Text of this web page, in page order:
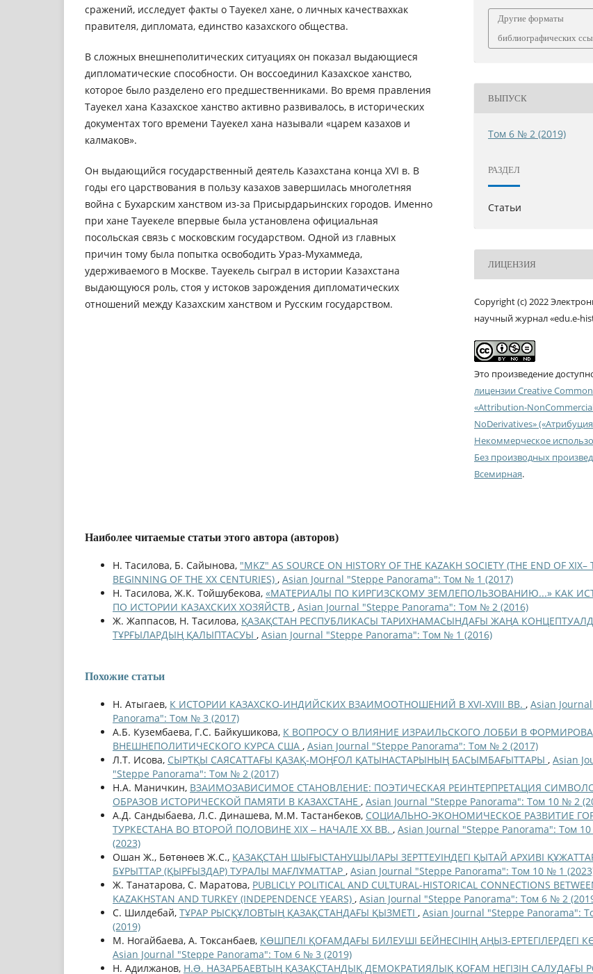
сражений, исследует факты о Тауекел хане, о личных качествахкак
правителя, дипломата, единство казахского общества.
В сложных внешнеполитических ситуациях он показал выдающиеся
дипломатические способности. Он воссоединил Казахское ханство,
которое было разделено его предшественниками. Во время правления
Тауекел хана Казахское ханство активно развивалось, в исторических
документах того времени Тауекел хана называли «царем казахов и
калмаков».
Он выдающийся государственный деятель Казахстана конца XVI в. В
годы его царствования в пользу казахов завершилась многолетняя
война с Бухарским ханством из-за Присырдарьинских городов. Именно
при хане Тауекеле впервые была установлена официальная
посольская связь с московским государством. Одной из главных
причин тому была попытка освободить Ураз-Мухаммеда,
удерживаемого в Москве. Тауекель сыграл в истории Казахстана
выдающуюся роль, стоя у истоков зарождения дипломатических
отношений между Казахским ханством и Русским государством.
Другие форматы
библиографических
ВЫПУСК
Том 6 № 2 (2019)
РАЗДЕЛ
Статьи
ЛИЦЕНЗИЯ
Copyright (c) 2022
научный журнал «edu.e-
Это произведение
лицензии Creative
«Attribution-
NoDerivatives»
Некоммерческое
Без производных
Всемирная.
Наиболее читаемые статьи этого автора (авторов)
Н. Тасилова, Б. Сайынова, "MKZ" AS SOURCE ON HISTORY OF THE KAZAKH SOCIETY (THE END OF XIX–
BEGINNING OF THE XX CENTURIES) , Asian Journal "Steppe Panorama": Том № 1 (2017)
Н. Тасилова, Ж.К. Тойшубекова, «МАТЕРИАЛЫ ПО КИРГИЗСКОМУ ЗЕМЛЕПОЛЬЗОВАНИЮ...» КАК
ПО ИСТОРИИ КАЗАХСКИХ ХОЗЯЙСТВ , Asian Journal "Steppe Panorama": Том № 2 (2016)
Ж. Жаппасов, Н. Тасилова, ҚАЗАҚСТАН РЕСПУБЛИКАСЫ ТАРИХНАМАСЫНДАҒЫ ЖАҢА
ТҰРҒЫЛАРДЫҢ ҚАЛЫПТАСУЫ , Asian Journal "Steppe Panorama": Том № 1 (2016)
Похожие статьи
Н. Атыгаев, К ИСТОРИИ КАЗАХСКО-ИНДИЙСКИХ ВЗАИМООТНОШЕНИЙ В XVI-XVIII ВВ. , Asian
Panorama": Том № 3 (2017)
А.Б. Кузембаева, Г.С. Байкушикова, К ВОПРОСУ О ВЛИЯНИЕ ИЗРАИЛЬСКОГО ЛОББИ В
ВНЕШНЕПОЛИТИЧЕСКОГО КУРСА США , Asian Journal "Steppe Panorama": Том № 2 (2017)
Л.Т. Исова, СЫРТҚЫ САЯСАТТАҒЫ ҚАЗАҚ-МОҢҒОЛ ҚАТЫНАСТАРЫНЫҢ БАСЫМБАҒЫТТАРЫ , Asian
"Steppe Panorama": Том № 2 (2017)
Н.А. Маничкин, ВЗАИМОЗАВИСИМОЕ СТАНОВЛЕНИЕ: ПОЭТИЧЕСКАЯ РЕИНТЕРПРЕТАЦИЯ
ОБРАЗОВ ИСТОРИЧЕСКОЙ ПАМЯТИ В КАЗАХСТАНЕ , Asian Journal "Steppe Panorama": Том 10 № 2
А.Д. Сандыбаева, Л.С. Динашева, М.М. Тастанбеков, СОЦИАЛЬНО-ЭКОНОМИЧЕСКОЕ РАЗВИТИЕ
ТУРКЕСТАНА ВО ВТОРОЙ ПОЛОВИНЕ ХІХ ‒ НАЧАЛЕ ХХ ВВ. , Asian Journal "Steppe Panorama": Том
(2023)
Ошан Ж., Бөтөнөев Ж.С., ҚАЗАҚСТАН ШЫҒЫСТАНУШЫЛАРЫ ЗЕРТТЕУІНДЕГІ ҚЫТАЙ АРХИВІ
БҰРЫТТАР (ҚЫРҒЫЗДАР) ТУРАЛЫ МАҒЛҰМАТТАР , Asian Journal "Steppe Panorama": Том 10 № 1
Ж. Танатарова, С. Маратова, PUBLICLY POLITICAL AND CULTURAL-HISTORICAL CONNECTIONS
KAZAKHSTAN AND TURKEY (INDEPENDENCE YEARS) , Asian Journal "Steppe Panorama": Том 6 № 2
С. Шилдебай, ТҰРАР РЫСҚҰЛОВТЫҢ ҚАЗАҚСТАНДАҒЫ ҚЫЗМЕТІ , Asian Journal "Steppe Panorama":
(2019)
М. Ногайбаева, А. Токсанбаев, КӨШПЕЛІ ҚОҒАМДАҒЫ БИЛЕУШІ БЕЙНЕСІНІҢ АҢЫЗ-ЕРТЕГІЛЕРДЕГІ
Asian Journal "Steppe Panorama": Том 6 № 3 (2019)
Н. Адилжанов, Н.Ə. НАЗАРБАЕВТЫҢ ҚАЗАҚСТАНДЫҚ ДЕМОКРАТИЯЛЫҚ ҚОҒАМ НЕГІЗІН САЛУДАҒЫ